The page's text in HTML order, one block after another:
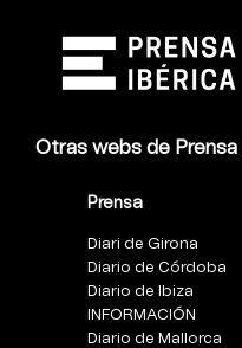
Otras webs de Prensa
Prensa
Diari de Girona
Diario de Córdoba
Diario de Ibiza
INFORMACIÓN
Diario de Mallorca